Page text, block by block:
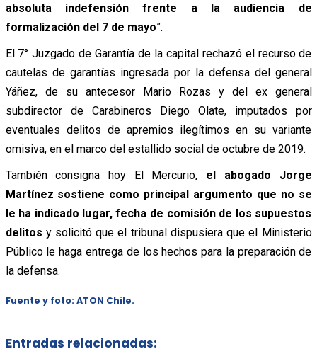
absoluta indefensión frente a la audiencia de
formalización del 7 de mayo”.
El 7° Juzgado de Garantía de la capital rechazó el recurso de
cautelas de garantías ingresada por la defensa del general
Yáñez, de su antecesor Mario Rozas y del ex general
subdirector de Carabineros Diego Olate, imputados por
eventuales delitos de apremios ilegítimos en su variante
omisiva, en el marco del estallido social de octubre de 2019.
También consigna hoy El Mercurio, el abogado Jorge
Martínez sostiene como principal argumento que no se
le ha indicado lugar, fecha de comisión de los supuestos
delitos y solicitó que el tribunal dispusiera que el Ministerio
Público le haga entrega de los hechos para la preparación de
la defensa.
Fuente y foto: ATON Chile.
Entradas relacionadas: